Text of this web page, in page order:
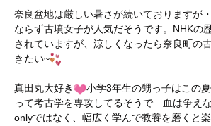
奈良盆地は厳しい暑さが続いておりますが
ならず古墳女子が人気だそうです。NHKの
されていますが、涼しくなったら奈良町の
きたい~
真田丸大好き
小学3年生の甥っ子はこの
って考古学を専攻してるそうで…血は争え
onlyではなく、幅広く学んで教養を磨くと